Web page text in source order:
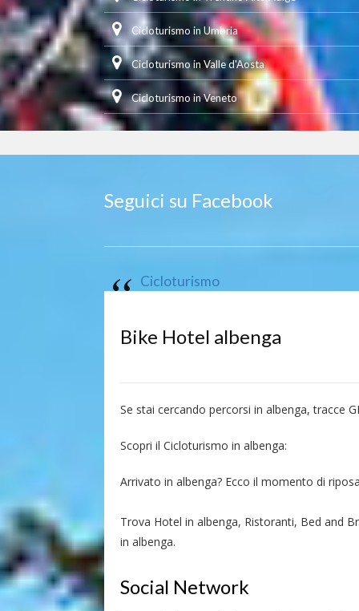
Cicloturismo in Umbria
Cicloturismo in Valle d'Aosta
Cicloturismo in Veneto
Seguici su Facebook
Cicloturismo
Bike Hotel albenga
Se stai cercando percorsi in albenga, tracce
Scopri il Cicloturismo in albenga:
Arrivato in albenga? Ecco il momento di
Trova Hotel in albenga, Ristoranti, Bed and
in albenga.
Social Network